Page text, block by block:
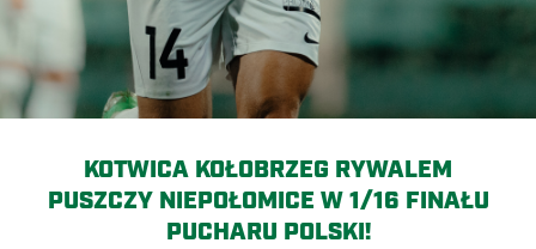
KOTWICA KOŁOBRZEG RYWALEM
PUSZCZY NIEPOŁOMICE W 1/16 FINAŁU
PUCHARU POLSKI!